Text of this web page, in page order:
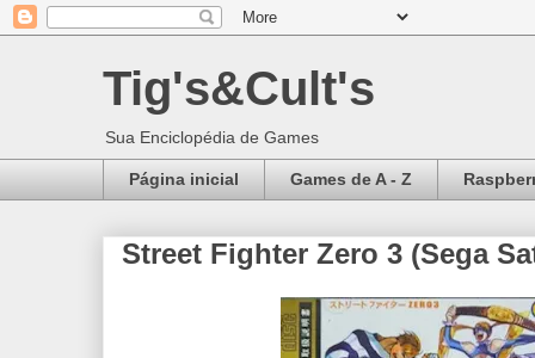
Tig's&Cult's
Sua Enciclopédia de Games
Página inicial Games de A - Z
Street Fighter Zero 3 (Sega